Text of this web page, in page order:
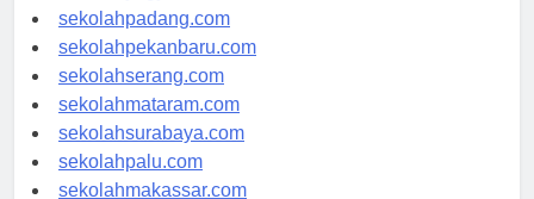
sekolahyogyakarta.com
sekolahpadang.com
sekolahpekanbaru.com
sekolahserang.com
sekolahmataram.com
sekolahsurabaya.com
sekolahpalu.com